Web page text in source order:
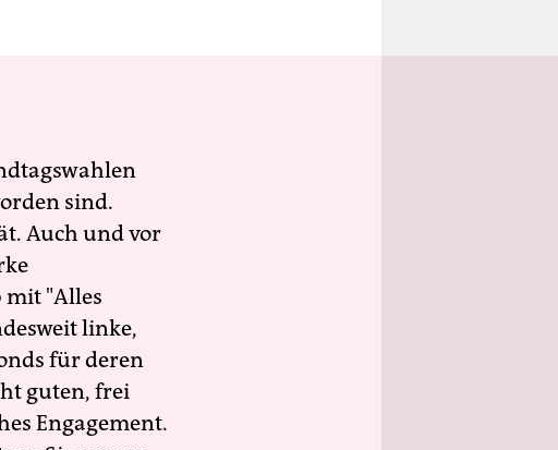
sind.
Auch und vor
mit "Alles
linke,
für deren
guten, frei
Engagement.